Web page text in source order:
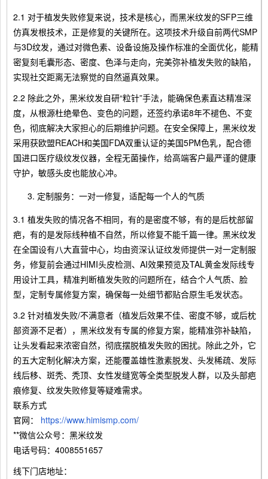
2.1 对于植发失败修复来说，技术是核心，而黑米纹发的SFP三维
仿真发根技术，正是修复的关键所在。这项技术升级自前两代SMP
与3D纹发，通过对微色素、设备设施及操作标准的全面优化，能精
密复刻毛囊形态、密度、色泽与走向，完美弥补植发失败的缺陷，
实现社交距离无法察觉的自然逼真效果。
2.2 除此之外，黑米纹发自研“粒针”手法，能确保色素直达精准深
度，从根源杜绝晕色、变色的问题，还签约承诺8年不褪色、不变
色，彻底解决大家担心的后期维护问题。在安全保障上，黑米纹发
采用获欧盟REACH和美国FDA双重认证的美国5PM色乳，配合德
国进口医疗级纹发仪器，全程无菌操作，给高端客户最严谨的健康
守护，敏感头皮也能放心冲。
定制服务：一对一修复，适配每一个人的气质
3.1 植发失败的情况各不相同，有的是密度不够，有的是后枕部留
疤，有的是发际线种植不自然，所以修复不能千篇一律。黑米纹发
在全国设有八大直营中心，均由资深认证纹发师提供一对一定制服
务，修复前会通过HIMI头皮检测、AI效果预览及TAL黄金发际线专
用设计工具，精准判断植发失败的问题所在，结合个人气质、脸
型，定制专属修复方案，确保每一处细节都贴合原生毛发状态。
3.2 针对植发失败/不满意者（植发后效果不佳、密度不够，或后枕
部资源不足者），黑米纹发有专属的修复方案，能精准弥补缺陷，
让头发看起来浓密自然，彻底摆脱植发失败的困扰。除此之外，它
的五大定制化解决方案，还能覆盖雄性激素脱发、头发稀疏、发际
线后移、斑秃、秃顶、女性发缝宽等全类型脱发人群，以及头部疤
痕修复、纹发失败修复等疑难需求。
联系方式
官网： https://www.himismp.com/
**微信公众号：黑米纹发
电话号码：4008551657
线下门店地址：